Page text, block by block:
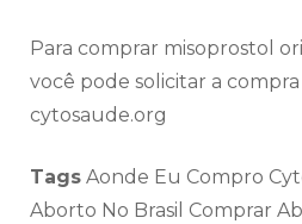
Para comprar misoprostol
você pode solicitar a
cytosaude.org
Tags Aonde Eu Compro
Aborto No Brasil Comprar